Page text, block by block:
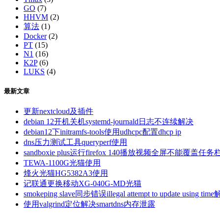
GO (7)
HHVM (2)
算法 (1)
Docker(2)
PT (15)
N1 (16)
K2P(6)
LUKS (4)
最新文章
更新nextcloud及插件
debian 12开机关机systemd-journald日志不连续解决
debian12下initramfs-tools使用udhcpc配置dhcp ip
dns压力测试工具queryperf使用
sandboxie plus运行firefox 140播放视频全屏不能覆盖任务
TEWA-1100G光猫使用
烽火光猫HG5382A3使用
记联通更换移动XG-040G-MD光猫
smokeping slave同步错误illegal attempt to update using time
使用valgrind定位解决smartdns内存泄露